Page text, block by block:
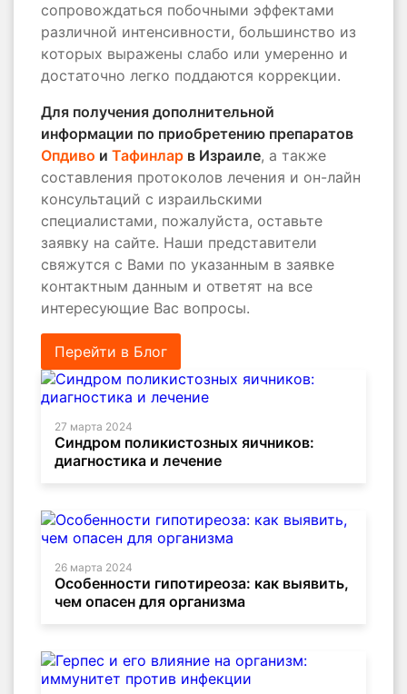
сопровождаться побочными эффектами
различной интенсивности, большинство из
которых выражены слабо или умеренно и
достаточно легко поддаются коррекции.
Для получения дополнительной
информации по приобретению препаратов
Опдиво и Тафинлар в Израиле, а также
составления протоколов лечения и он-лайн
консультаций с израильскими
специалистами, пожалуйста, оставьте
заявку на сайте. Наши представители
свяжутся с Вами по указанным в заявке
контактным данным и ответят на все
интересующие Вас вопросы.
Перейти в Блог
27 марта 2024
Синдром поликистозных яичников:
диагностика и лечение
26 марта 2024
Особенности гипотиреоза: как выявить,
чем опасен для организма